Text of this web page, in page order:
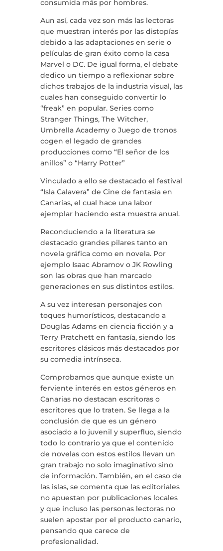
consumida más por hombres.
Aun así, cada vez son más las lectoras
que muestran interés por las distopías
debido a las adaptaciones en serie o
películas de gran éxito como la casa
Marvel o DC. De igual forma, el debate
dedico un tiempo a reflexionar sobre
dichos trabajos de la industria visual, las
cuales han conseguido convertir lo
“freak” en popular. Series como
Stranger Things, The Witcher,
Umbrella Academy o Juego de tronos
cogen el legado de grandes
producciones como “El señor de los
anillos” o “Harry Potter”
Vinculado a ello se destacado el festival
“Isla Calavera” de Cine de fantasia en
Canarias, el cual hace una labor
ejemplar haciendo esta muestra anual.
Reconduciendo a la literatura se
destacado grandes pilares tanto en
novela gráfica como en novela. Por
ejemplo Isaac Abramov o JK Rowling
son las obras que han marcado
generaciones en sus distintos estilos.
A su vez interesan personajes con
toques humorísticos, destacando a
Douglas Adams en ciencia ficción y a
Terry Pratchett en fantasía, siendo los
escritores clásicos más destacados por
su comedia intrínseca.
Comprobamos que aunque existe un
ferviente interés en estos géneros en
Canarias no destacan escritoras o
escritores que lo traten. Se llega a la
conclusión de que es un género
asociado a lo juvenil y superfluo, siendo
todo lo contrario ya que el contenido
de novelas con estos estilos llevan un
gran trabajo no solo imaginativo sino
de información. También, en el caso de
las islas, se comenta que las editoriales
no apuestan por publicaciones locales
y que incluso las personas lectoras no
suelen apostar por el producto canario,
pensando que carece de
profesionalidad.